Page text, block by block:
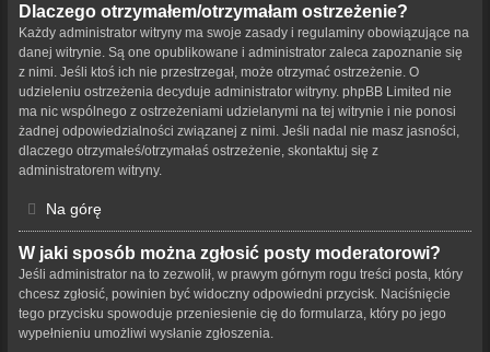
Dlaczego otrzymałem/otrzymałam ostrzeżenie?
Każdy administrator witryny ma swoje zasady i regulaminy obowiązujące na
danej witrynie. Są one opublikowane i administrator zaleca zapoznanie się
z nimi. Jeśli ktoś ich nie przestrzegał, może otrzymać ostrzeżenie. O
udzieleniu ostrzeżenia decyduje administrator witryny. phpBB Limited nie
ma nic wspólnego z ostrzeżeniami udzielanymi na tej witrynie i nie ponosi
żadnej odpowiedzialności związanej z nimi. Jeśli nadal nie masz jasności,
dlaczego otrzymałeś/otrzymałaś ostrzeżenie, skontaktuj się z
administratorem witryny.
Na górę
W jaki sposób można zgłosić posty moderatorowi?
Jeśli administrator na to zezwolił, w prawym górnym rogu treści posta, który
chcesz zgłosić, powinien być widoczny odpowiedni przycisk. Naciśnięcie
tego przycisku spowoduje przeniesienie cię do formularza, który po jego
wypełnieniu umożliwi wysłanie zgłoszenia.